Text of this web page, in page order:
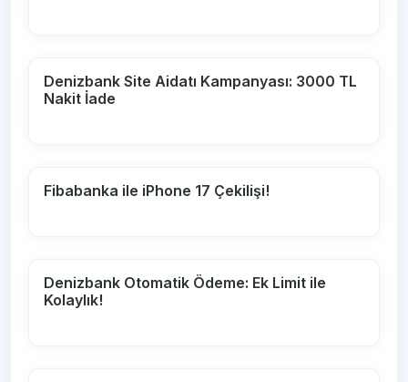
Denizbank Site Aidatı Kampanyası: 3000 TL
Nakit İade
Fibabanka ile iPhone 17 Çekilişi!
Denizbank Otomatik Ödeme: Ek Limit ile
Kolaylık!